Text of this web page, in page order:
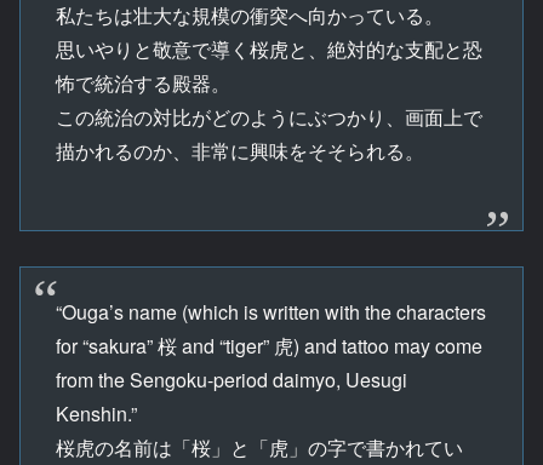
私たちは壮大な規模の衝突へ向かっている。
思いやりと敬意で導く桜虎と、絶対的な支配と恐
怖で統治する殿器。
この統治の対比がどのようにぶつかり、画面上で
描かれるのか、非常に興味をそそられる。
“Ouga’s name (which is written with the characters
for “sakura” 桜 and “tiger” 虎) and tattoo may come
from the Sengoku-period daimyo, Uesugi
Kenshin.”
桜虎の名前は「桜」と「虎」の字で書かれてい